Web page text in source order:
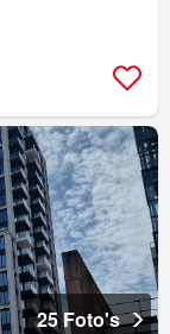
25 Foto's